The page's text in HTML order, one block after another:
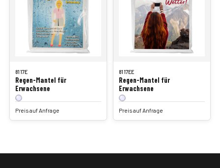
8117E
Regen-Mantel für
Erwachsene
Preis auf Anfrage
8117EE
Regen-Mantel für
Erwachsene
Preis auf Anfrage